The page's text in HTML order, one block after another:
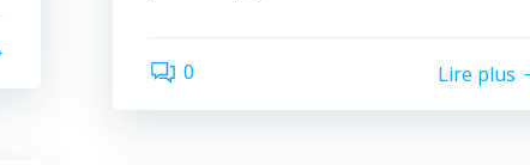
0 Lire plus